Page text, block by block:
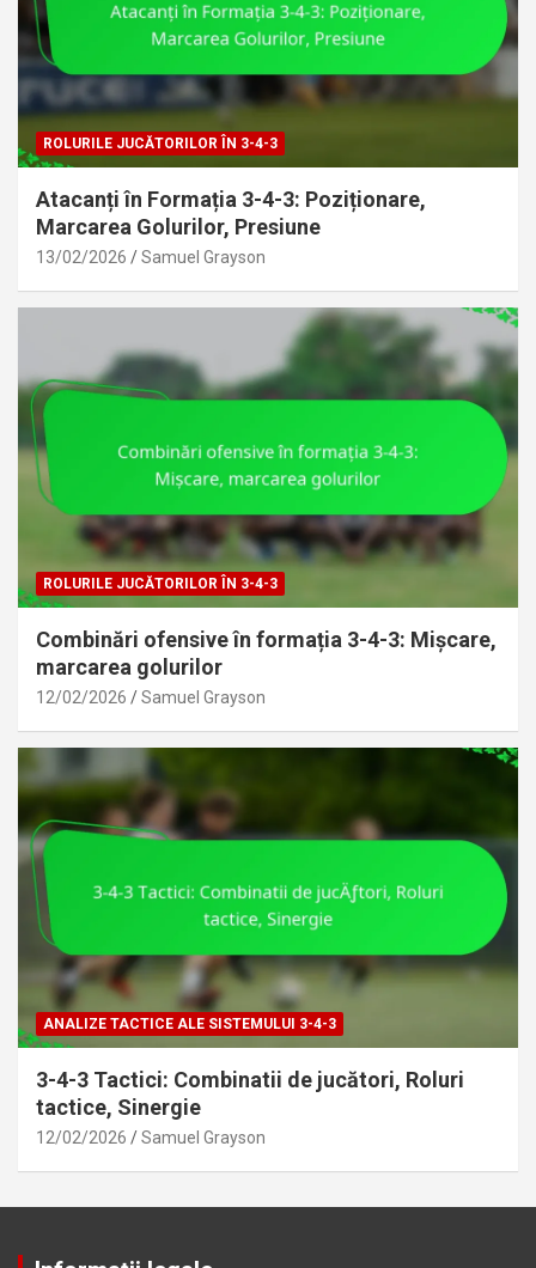
ROLURILE JUCĂTORILOR ÎN 3-4-3
Atacanți în Formația 3-4-3: Poziționare,
Marcarea Golurilor, Presiune
13/02/2026 Samuel Grayson
ROLURILE JUCĂTORILOR ÎN 3-4-3
Combinări ofensive în formația 3-4-3: Mișcare,
marcarea golurilor
12/02/2026 Samuel Grayson
ANALIZE TACTICE ALE SISTEMULUI 3-4-3
3-4-3 Tactici: Combinatii de jucători, Roluri
tactice, Sinergie
12/02/2026 Samuel Grayson